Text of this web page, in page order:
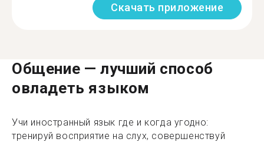
Скачать приложение
Общение — лучший способ
овладеть языком
Учи иностранный язык где и когда угодно:
тренируй восприятие на слух, совершенствуй